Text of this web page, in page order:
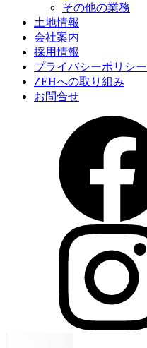
その他の業務
土地情報
会社案内
採用情報
プライバシーポリシー
ZEHへの取り組み
お問合せ